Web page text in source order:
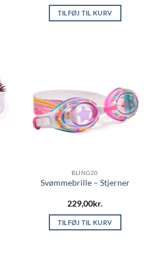
TILFØJ TIL KURV
BLING20
Svømmebrille – Stjerner
229,00kr.
TILFØJ TIL KURV